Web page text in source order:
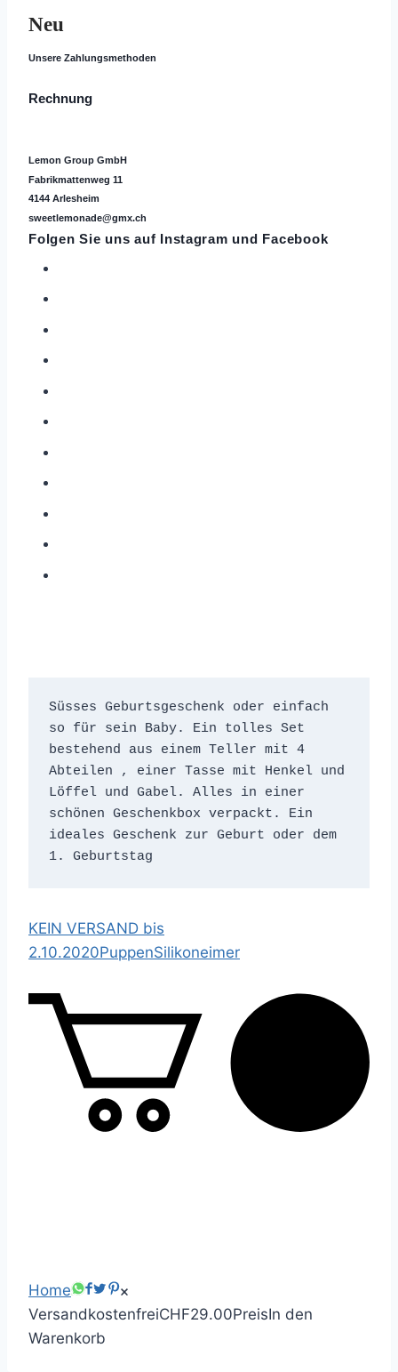
Neu
Unsere Zahlungsmethoden
Rechnung
Lemon Group GmbH
Fabrikmattenweg 11
4144 Arlesheim
sweetlemonade@gmx.ch
Folgen Sie uns auf Instagram und Facebook
Süsses Geburtsgeschenk oder einfach
so für sein Baby. Ein tolles Set
bestehend aus einem Teller mit 4
Abteilen , einer Tasse mit Henkel und
Löffel und Gabel. Alles in einer
schönen Geschenkbox verpackt. Ein
ideales Geschenk zur Geburt oder dem
1. Geburtstag
KEIN VERSAND bis
2.10.2020PuppenSilikoneimer
Home
VersandkostenfreiCHF29.00PreisIn den
Warenkorb